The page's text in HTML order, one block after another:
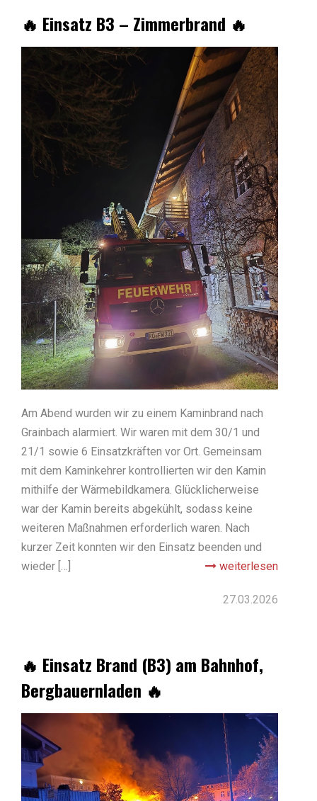
🔥 Einsatz B3 – Zimmerbrand 🔥
Am Abend wurden wir zu einem Kaminbrand nach
Grainbach alarmiert. Wir waren mit dem 30/1 und
21/1 sowie 6 Einsatzkräften vor Ort. Gemeinsam
mit dem Kaminkehrer kontrollierten wir den Kamin
mithilfe der Wärmebildkamera. Glücklicherweise
war der Kamin bereits abgekühlt, sodass keine
weiteren Maßnahmen erforderlich waren. Nach
kurzer Zeit konnten wir den Einsatz beenden und
wieder […]
weiterlesen
27.03.2026
🔥 Einsatz Brand (B3) am Bahnhof,
Bergbauernladen 🔥